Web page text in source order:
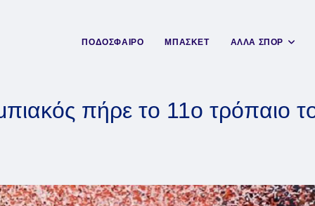
ΠΟΔΟΣΦΑΙΡΟ ΜΠΑΣΚΕΤ ΑΛΛΑ ΣΠΟΡ
πήρε το 11ο τρόπαιο